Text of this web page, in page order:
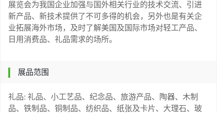
展览会为我国企业加强与国外相关行业的技术交流、引进
新产品、新技术提供了不可多得的机会，另外也是有关企
业拓展海外市场，及时了解美国及国际市场对轻工产品、
日用消费品、礼品需求的场所。
展品范围
礼品: 礼品、小工艺品、纪念品、旅游产品、陶器、木制
品、铁制品、铜制品、纺织品、纸张及卡片、大理石、玻